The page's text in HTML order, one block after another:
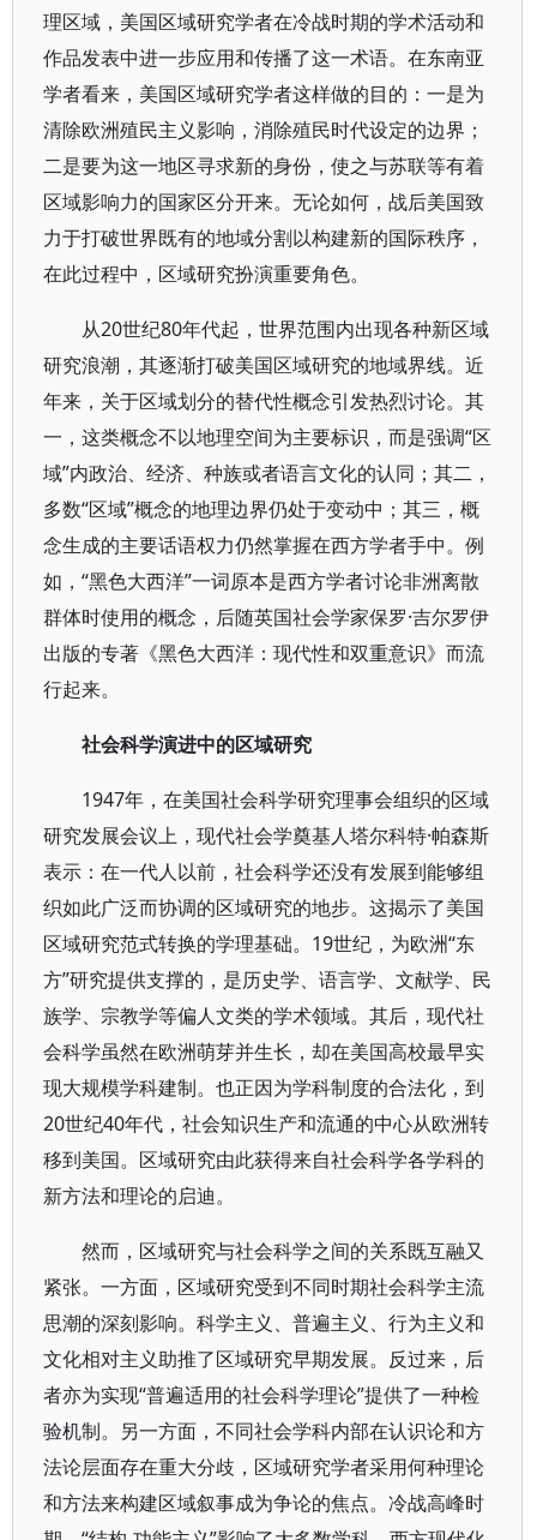
理区域，美国区域研究学者在冷战时期的学术活动和
作品发表中进一步应用和传播了这一术语。在东南亚
学者看来，美国区域研究学者这样做的目的：一是为
清除欧洲殖民主义影响，消除殖民时代设定的边界；
二是要为这一地区寻求新的身份，使之与苏联等有着
区域影响力的国家区分开来。无论如何，战后美国致
力于打破世界既有的地域分割以构建新的国际秩序，
在此过程中，区域研究扮演重要角色。
从20世纪80年代起，世界范围内出现各种新区域
研究浪潮，其逐渐打破美国区域研究的地域界线。近
年来，关于区域划分的替代性概念引发热烈讨论。其
一，这类概念不以地理空间为主要标识，而是强调“区
域”内政治、经济、种族或者语言文化的认同；其二，
多数“区域”概念的地理边界仍处于变动中；其三，概
念生成的主要话语权力仍然掌握在西方学者手中。例
如，“黑色大西洋”一词原本是西方学者讨论非洲离散
群体时使用的概念，后随英国社会学家保罗·吉尔罗伊
出版的专著《黑色大西洋：现代性和双重意识》而流
行起来。
社会科学演进中的区域研究
1947年，在美国社会科学研究理事会组织的区域
研究发展会议上，现代社会学奠基人塔尔科特·帕森斯
表示：在一代人以前，社会科学还没有发展到能够组
织如此广泛而协调的区域研究的地步。这揭示了美国
区域研究范式转换的学理基础。19世纪，为欧洲“东
方”研究提供支撑的，是历史学、语言学、文献学、民
族学、宗教学等偏人文类的学术领域。其后，现代社
会科学虽然在欧洲萌芽并生长，却在美国高校最早实
现大规模学科建制。也正因为学科制度的合法化，到
20世纪40年代，社会知识生产和流通的中心从欧洲转
移到美国。区域研究由此获得来自社会科学各学科的
新方法和理论的启迪。
然而，区域研究与社会科学之间的关系既互融又
紧张。一方面，区域研究受到不同时期社会科学主流
思潮的深刻影响。科学主义、普遍主义、行为主义和
文化相对主义助推了区域研究早期发展。反过来，后
者亦为实现“普遍适用的社会科学理论”提供了一种检
验机制。另一方面，不同社会学科内部在认识论和方
法论层面存在重大分歧，区域研究学者采用何种理论
和方法来构建区域叙事成为争论的焦点。冷战高峰时